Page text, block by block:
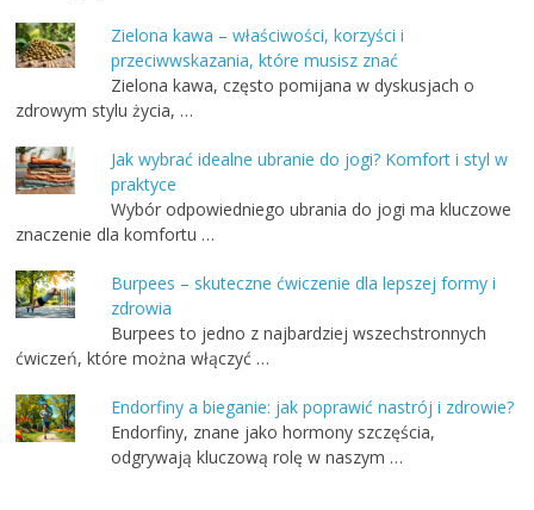
Zielona kawa – właściwości, korzyści i
przeciwwskazania, które musisz znać
Zielona kawa, często pomijana w dyskusjach o
zdrowym stylu życia, …
Jak wybrać idealne ubranie do jogi? Komfort i styl w
praktyce
Wybór odpowiedniego ubrania do jogi ma kluczowe
znaczenie dla komfortu …
Burpees – skuteczne ćwiczenie dla lepszej formy i
zdrowia
Burpees to jedno z najbardziej wszechstronnych
ćwiczeń, które można włączyć …
Endorfiny a bieganie: jak poprawić nastrój i zdrowie?
Endorfiny, znane jako hormony szczęścia,
odgrywają kluczową rolę w naszym …